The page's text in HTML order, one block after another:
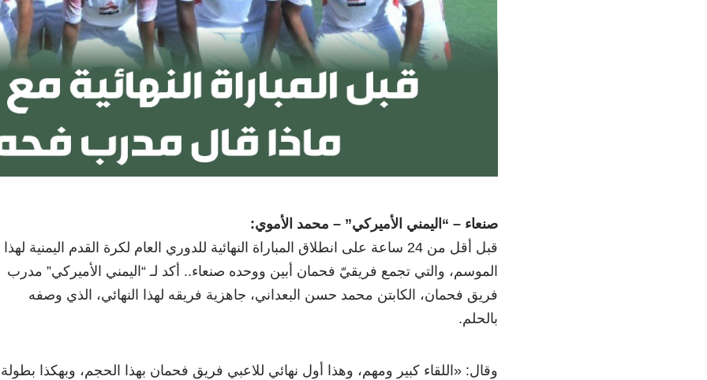
صنعاء – “اليمني الأميركي” – محمد الأموي:
قبل أقل من 24 ساعة على انطلاق المباراة النهائية للدوري العام لكرة القدم اليمنية لهذا
الموسم، والتي تجمع فريقيّ فحمان أبين ووحده صنعاء.. أكد لـ “اليمني الأميركي” مدرب
فريق فحمان، الكابتن محمد حسن البعداني، جاهزية فريقه لهذا النهائي، الذي وصفه
بالحلم.
وقال:« اللقاء كبير ومهم، وهذا أول نهائي للاعبي فريق فحمان بهذا الحجم، وبهكذا